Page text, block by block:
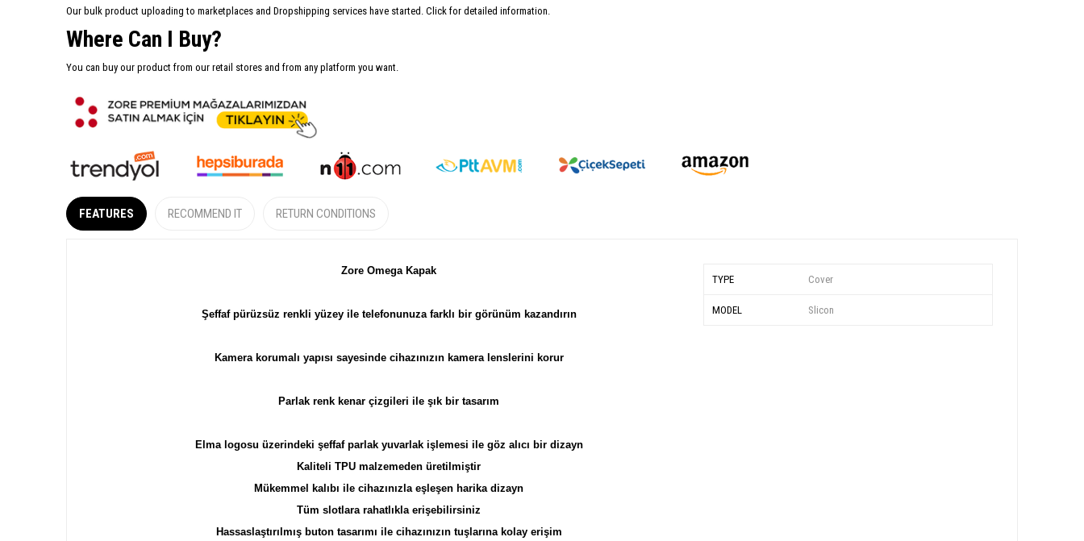
Our bulk product uploading to marketplaces and Dropshipping services have started. Click for detailed information.
Where Can I Buy?
You can buy our product from our retail stores and from any platform you want.
FEATURES RECOMMEND IT RETURN CONDITIONS
Zore Omega Kapak
Şeffaf pürüzsüz renkli yüzey ile telefonunuza farklı bir görünüm kazandırın
Kamera korumalı yapısı sayesinde cihazınızın kamera lenslerini korur
Parlak renk kenar çizgileri ile şık bir tasarım
Elma logosu üzerindeki şeffaf parlak yuvarlak işlemesi ile göz alıcı bir dizayn
Kaliteli TPU malzemeden üretilmiştir
Mükemmel kalıbı ile cihazınızla eşleşen harika dizayn
Tüm slotlara rahatlıkla erişebilirsiniz
Hassaslaştırılmış buton tasarımı ile cihazınızın tuşlarına kolay erişim
TYPE Cover
MODEL Slicon